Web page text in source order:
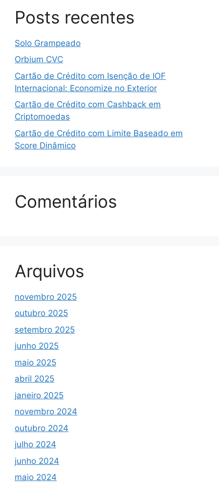
Posts recentes
Solo Grampeado
Orbium CVC
Cartão de Crédito com Isenção de IOF
Internacional: Economize no Exterior
Cartão de Crédito com Cashback em
Criptomoedas
Cartão de Crédito com Limite Baseado em
Score Dinâmico
Comentários
Arquivos
novembro 2025
outubro 2025
setembro 2025
junho 2025
maio 2025
abril 2025
janeiro 2025
novembro 2024
outubro 2024
julho 2024
junho 2024
maio 2024